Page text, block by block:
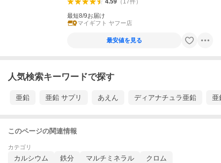
4.59（ 17件）
最短8/9お届け
マイギフト ヤフー店
最安値を見る
人気検索キーワードで探す
亜鉛 亜鉛 サプリ あえん ディアナチュラ亜鉛 亜
このページの関連情報
カテゴリ
カルシウム 鉄分 マルチミネラル
クロム